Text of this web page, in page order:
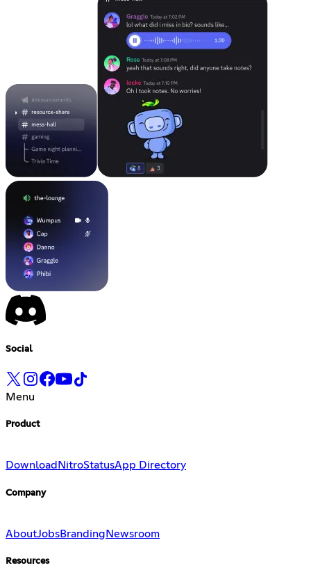
Social
Menu
Product
Download NitroStatusApp Directory
Company
AboutJobsBranding Newsroom
Resources